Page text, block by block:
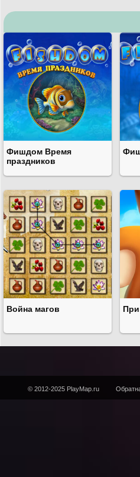
Фишдом Время
праздников
Война магов
© 2012-2025 PlayMap.ru